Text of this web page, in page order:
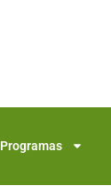
Programas